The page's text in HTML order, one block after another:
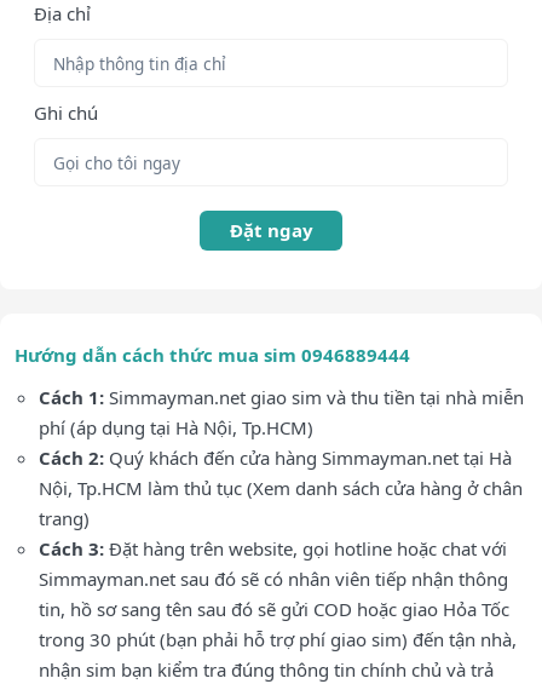
Địa chỉ
Ghi chú
Đặt ngay
Hướng dẫn cách thức mua sim 0946889444
Cách 1: Simmayman.net giao sim và thu tiền tại nhà miễn
phí (áp dụng tại Hà Nội, Tp.HCM)
Cách 2: Quý khách đến cửa hàng Simmayman.net tại Hà
Nội, Tp.HCM làm thủ tục (Xem danh sách cửa hàng ở chân
trang)
Cách 3: Đặt hàng trên website, gọi hotline hoặc chat với
Simmayman.net sau đó sẽ có nhân viên tiếp nhận thông
tin, hồ sơ sang tên sau đó sẽ gửi COD hoặc giao Hỏa Tốc
trong 30 phút (bạn phải hỗ trợ phí giao sim) đến tận nhà,
nhận sim bạn kiểm tra đúng thông tin chính chủ và trả